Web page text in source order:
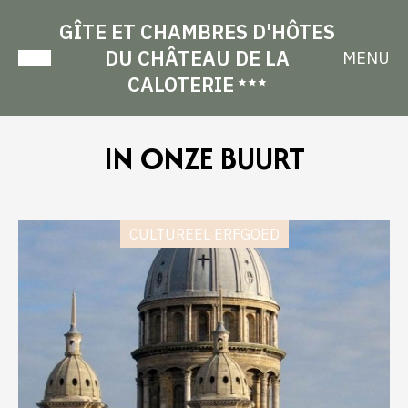
GÎTE ET CHAMBRES D'HÔTES
DU CHÂTEAU DE LA
CALOTERIE
MENU
IN ONZE BUURT
CULTUREEL ERFGOED